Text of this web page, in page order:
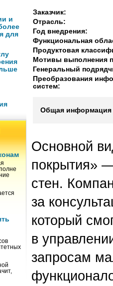
и
для
Заказчик:
Отрасль:
Год внедрения:
Функциональная
Продуктовая
Мотивы выполнения
Генеральный
Преобразования
систем:
Общая информация
Основной
покрытия»
стен.
за
который
в
запросам